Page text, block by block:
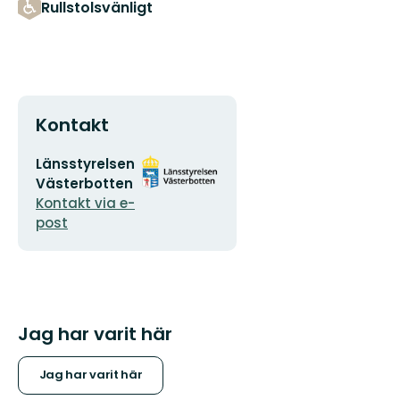
Rullstolsvänligt
Kontakt
E-
postadress
Länsstyrelsen
Västerbotten
Kontakt via e-
post
Organisationens
logotyp
Jag har varit här
Jag har varit här